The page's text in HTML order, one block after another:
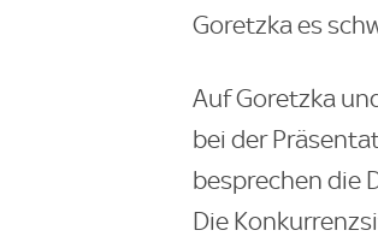
Goretzka es
Auf Goretzka
bei der
besprechen die
Die